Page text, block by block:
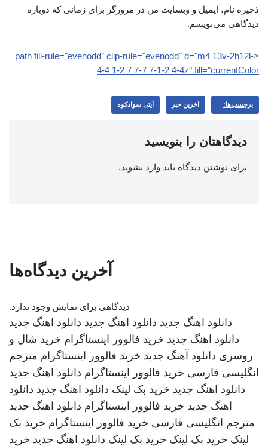
ذخیره نام، ایمیل و وبسایت من در مرورگر برای زمانی که دوباره
دیدگاهی می‌نویسم.
<path fill-rule="evenodd" clip-rule="evenodd" d="m4 13v-2h12l-
4-4 1-2 7 7-7 7-1-2 4-4z" fill="currentColor
برچسب‌ها: اخرین خبر آیتی سوادکوه
دیدگاهتان را بنویسید
برای نوشتن دیدگاه باید وارد بشوید.
آخرین دیدگاه‌ها
دیدگاهی برای نمایش وجود ندارد.
دانلود اهنگ جدید دانلود اهنگ جدید دانلود اهنگ جدید
دانلود اهنگ جدید خرید فالوور اینستاگرام خرید شال و
روسری دانلود آهنگ جدید خرید فالوور اینستاگرام مترجم
انگلیسی فارسی خرید فالوور اینستاگرام دانلود اهنگ جدید
دانلود اهنگ جدید خرید بک لینک دانلود اهنگ جدید دانلود
اهنگ جدید خرید فالوور اینستاگرام دانلود اهنگ جدید
مترجم انگلیسی فارسی خرید فالوور اینستاگرام خرید بک
لینک خرید بک لینک خرید بک لینک دانلود اهنگ جدید خرید